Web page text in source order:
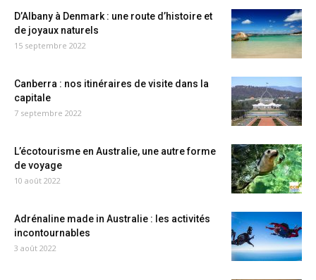
D’Albany à Denmark : une route d’histoire et
de joyaux naturels
15 septembre 2022
Canberra : nos itinéraires de visite dans la
capitale
7 septembre 2022
L’écotourisme en Australie, une autre forme
de voyage
10 août 2022
Adrénaline made in Australie : les activités
incontournables
3 août 2022